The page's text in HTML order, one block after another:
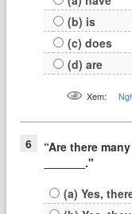
(b) is
(c) does
(d) are
Xem:
6 “Are there
."
(a) Yes,